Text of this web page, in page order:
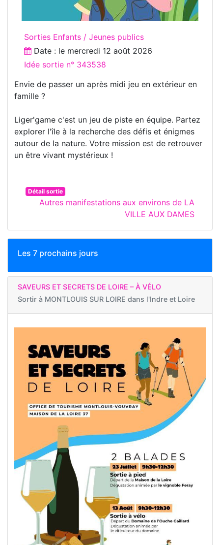
Sorties Enfants / Jeunes publics
Date : le mercredi 12 août 2026
Idée sortie n° 343538
Envie de passer un après midi jeu en extérieur en
famille ?
Liger'game c'est un jeu de piste en équipe. Partez
explorer l'île à la recherche des défis et énigmes
autour de la nature. Votre mission est de retrouver
un être vivant mystérieux !
Détail sortie
Autres manifestations aux environs de LA
VILLE AUX DAMES
Les 7 prochains jours
SAVEURS ET SECRETS DE LOIRE – À VÉLO
Sortir à MONTLOUIS SUR LOIRE dans l'Indre et Loire